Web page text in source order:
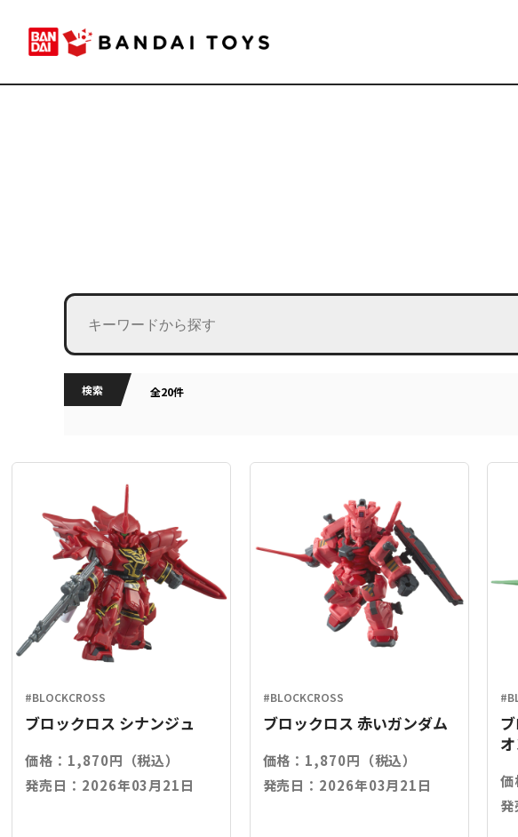
検索 全20件
#BLOCKCROSS
ブロックロス シナンジュ
価格：1,870円（税込）
発売日：2026年03月21日
#BLOCKCROSS
ブロックロス 赤いガンダム
価格：1,870円（税込）
発売日：2026年03月21日
価